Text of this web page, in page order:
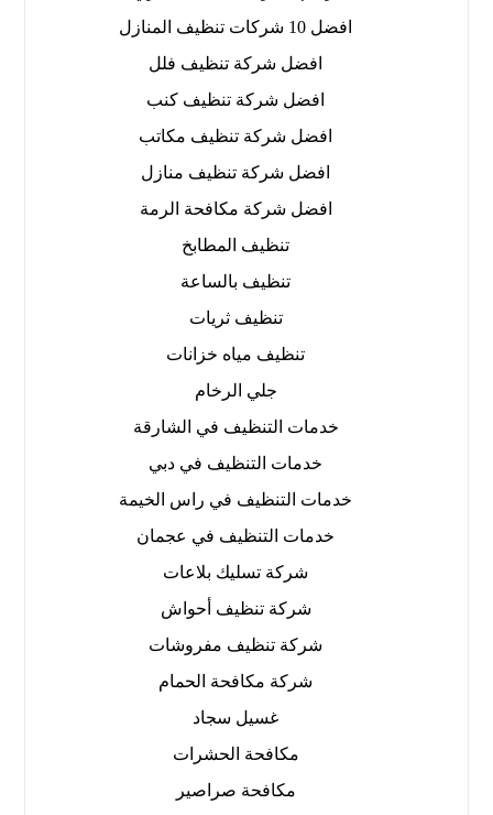
افضل 10 شركات تنظيف المنازل
افضل شركة تنظيف فلل
افضل شركة تنظيف كنب
افضل شركة تنظيف مكاتب
افضل شركة تنظيف منازل
افضل شركة مكافحة الرمة
تنظيف المطابخ
تنظيف بالساعة
تنظيف ثريات
تنظيف مياه خزانات
جلي الرخام
خدمات التنظيف في الشارقة
خدمات التنظيف في دبي
خدمات التنظيف في راس الخيمة
خدمات التنظيف في عجمان
شركة تسليك بلاعات
شركة تنظيف أحواش
شركة تنظيف مفروشات
شركة مكافحة الحمام
غسيل سجاد
مكافحة الحشرات
مكافحة صراصير